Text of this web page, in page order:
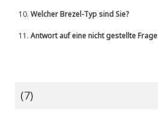
10. Welcher Brezel-Typ sind Sie?
11. Antwort auf eine nicht gestellte Frage
(7)